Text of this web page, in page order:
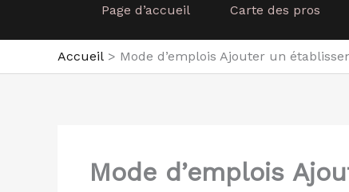
Page d’accueil Carte des pros
Accueil Mode d’emplois Ajouter un
Mode d’emplois